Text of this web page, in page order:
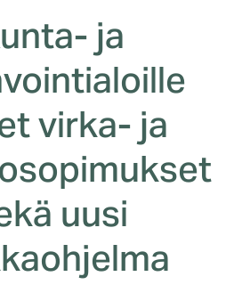
ja
virka- ja
uusi